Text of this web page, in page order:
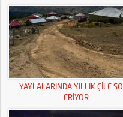
YAYLALARINDA YILLIK ÇİLE
ERİYOR